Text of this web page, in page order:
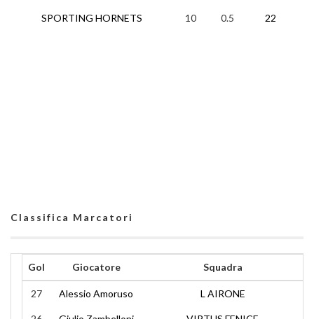
SPORTING HORNETS 10 0.5 22
Classifica Marcatori
Gol Giocatore Squadra
27 Alessio Amoruso L AIRONE